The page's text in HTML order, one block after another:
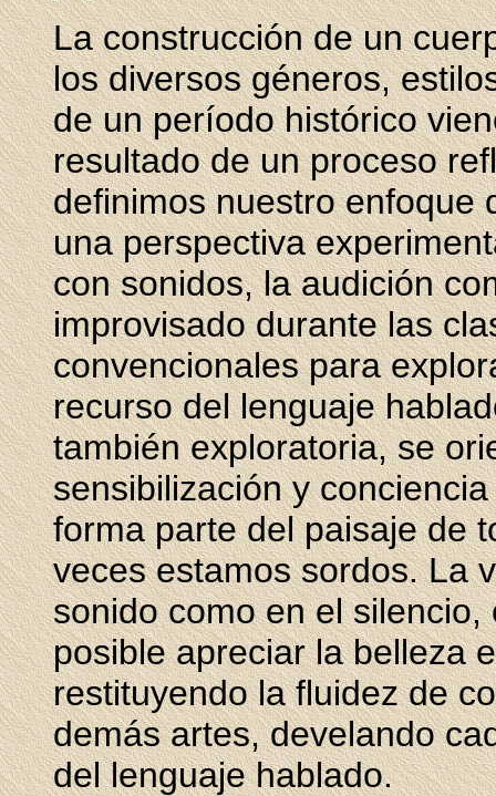
La construcción de un
los diversos géneros,
de un período histórico
resultado de un proceso
definimos nuestro enfoque
una perspectiva
con sonidos, la audición
improvisado durante las
convencionales para
recurso del lenguaje
también exploratoria, se
sensibilización y
forma parte del paisaje de
veces estamos sordos. La
sonido como en el
posible apreciar la belleza
restituyendo la fluidez de
demás artes, develando
del lenguaje hablado.